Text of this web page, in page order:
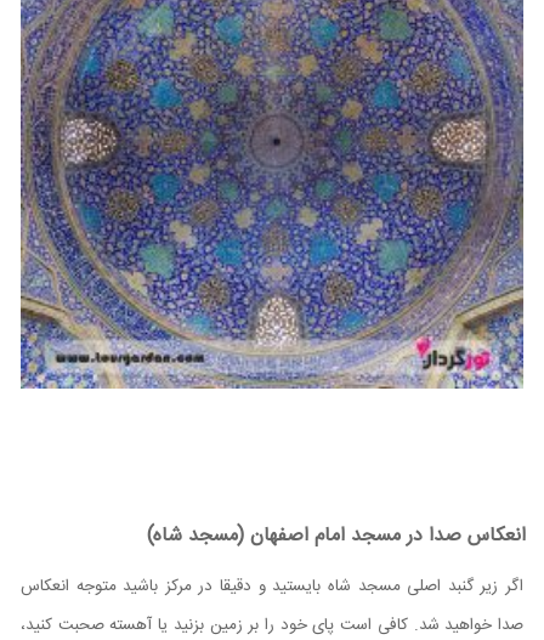
انعکاس صدا در مسجد امام اصفهان (مسجد شاه)
اگر زیر گنبد اصلی مسجد شاه بایستید و دقیقا در مرکز باشید متوجه انعکاس
صدا خواهید شد. کافی است پای خود را بر زمین بزنید یا آهسته صحبت کنید،